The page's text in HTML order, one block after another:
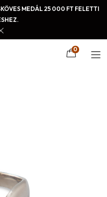
MEDÁL 25 000 FT FELETTI
0